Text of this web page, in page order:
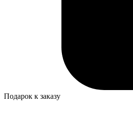
Подарок к заказу